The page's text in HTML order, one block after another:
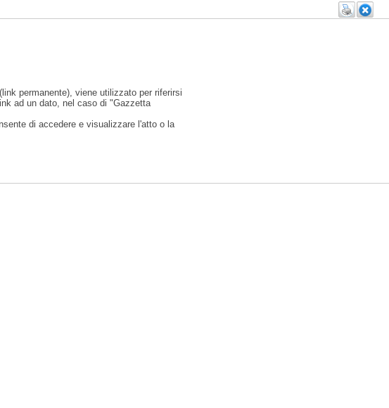
permanente), viene utilizzato per riferirsi
ad un dato, nel caso di "Gazzetta
di accedere e visualizzare l'atto o la